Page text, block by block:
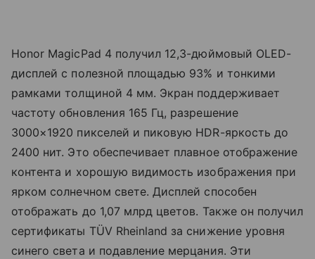
Honor MagicPad 4 получил 12,3-дюймовый OLED-
дисплей с полезной площадью 93% и тонкими
рамками толщиной 4 мм. Экран поддерживает
частоту обновления 165 Гц, разрешение
3000×1920 пикселей и пиковую HDR-яркость до
2400 нит. Это обеспечивает плавное отображение
контента и хорошую видимость изображения при
ярком солнечном свете. Дисплей способен
отображать до 1,07 млрд цветов. Также он получил
сертификаты TÜV Rheinland за снижение уровня
синего света и подавление мерцания. Эти